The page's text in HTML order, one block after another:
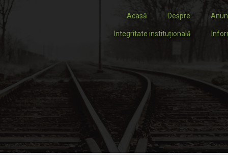
Acasă Despre
Integritate instituțională